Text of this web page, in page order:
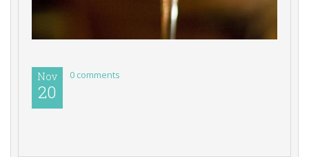
Nov
20
0 comments